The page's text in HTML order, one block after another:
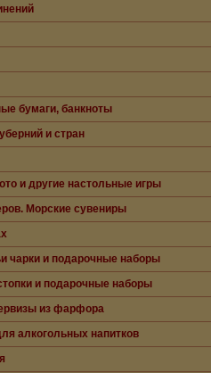
бумаги, банкноты
и стран
и другие настольные игры
Морские сувениры
чарки и подарочные наборы
и подарочные наборы
из фарфора
алкогольных напитков